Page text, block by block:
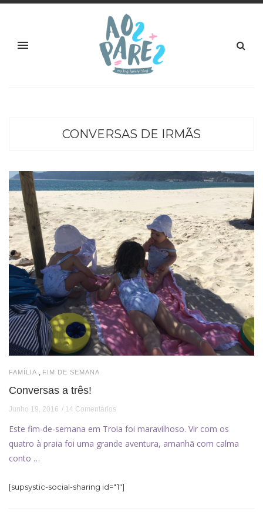
CONVERSAS DE IRMÃS
FAMÍLIA FIM DE SEMANA
Conversas a três!
Junho 19, 2016 14 Comentários
Este fim-de-semana em Troia foi maravilhoso. Vir com os
quatro à praia foi uma grande aventura, amanhã com calma
conto …
[supsystic-social-sharing id="1"]